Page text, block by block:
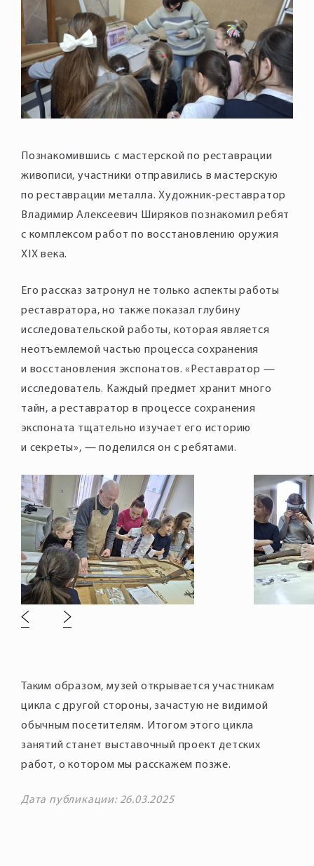
Познакомившись с мастерской по реставрации
живописи, участники отправились в мастерскую
по реставрации металла. Художник-реставратор
Владимир Алексеевич Ширяков познакомил ребят
с комплексом работ по восстановлению оружия
XIX века.
Его рассказ затронул не только аспекты работы
реставратора, но также показал глубину
исследовательской работы, которая является
неотъемлемой частью процесса сохранения
и восстановления экспонатов. «Реставратор —
исследователь. Каждый предмет хранит много
тайн, а реставратор в процессе сохранения
экспоната тщательно изучает его историю
и секреты», — поделился он с ребятами.
Таким образом, музей открывается участникам
цикла с другой стороны, зачастую не видимой
обычным посетителям. Итогом этого цикла
занятий станет выставочный проект детских
работ, о котором мы расскажем позже.
Дата публикации: 26.03.2025